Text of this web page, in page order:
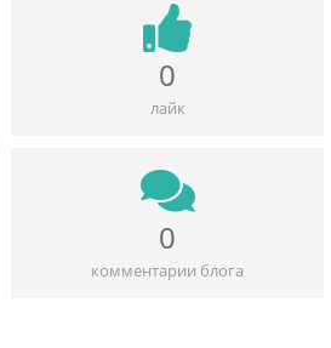
0
лайк
0
комментарии блога